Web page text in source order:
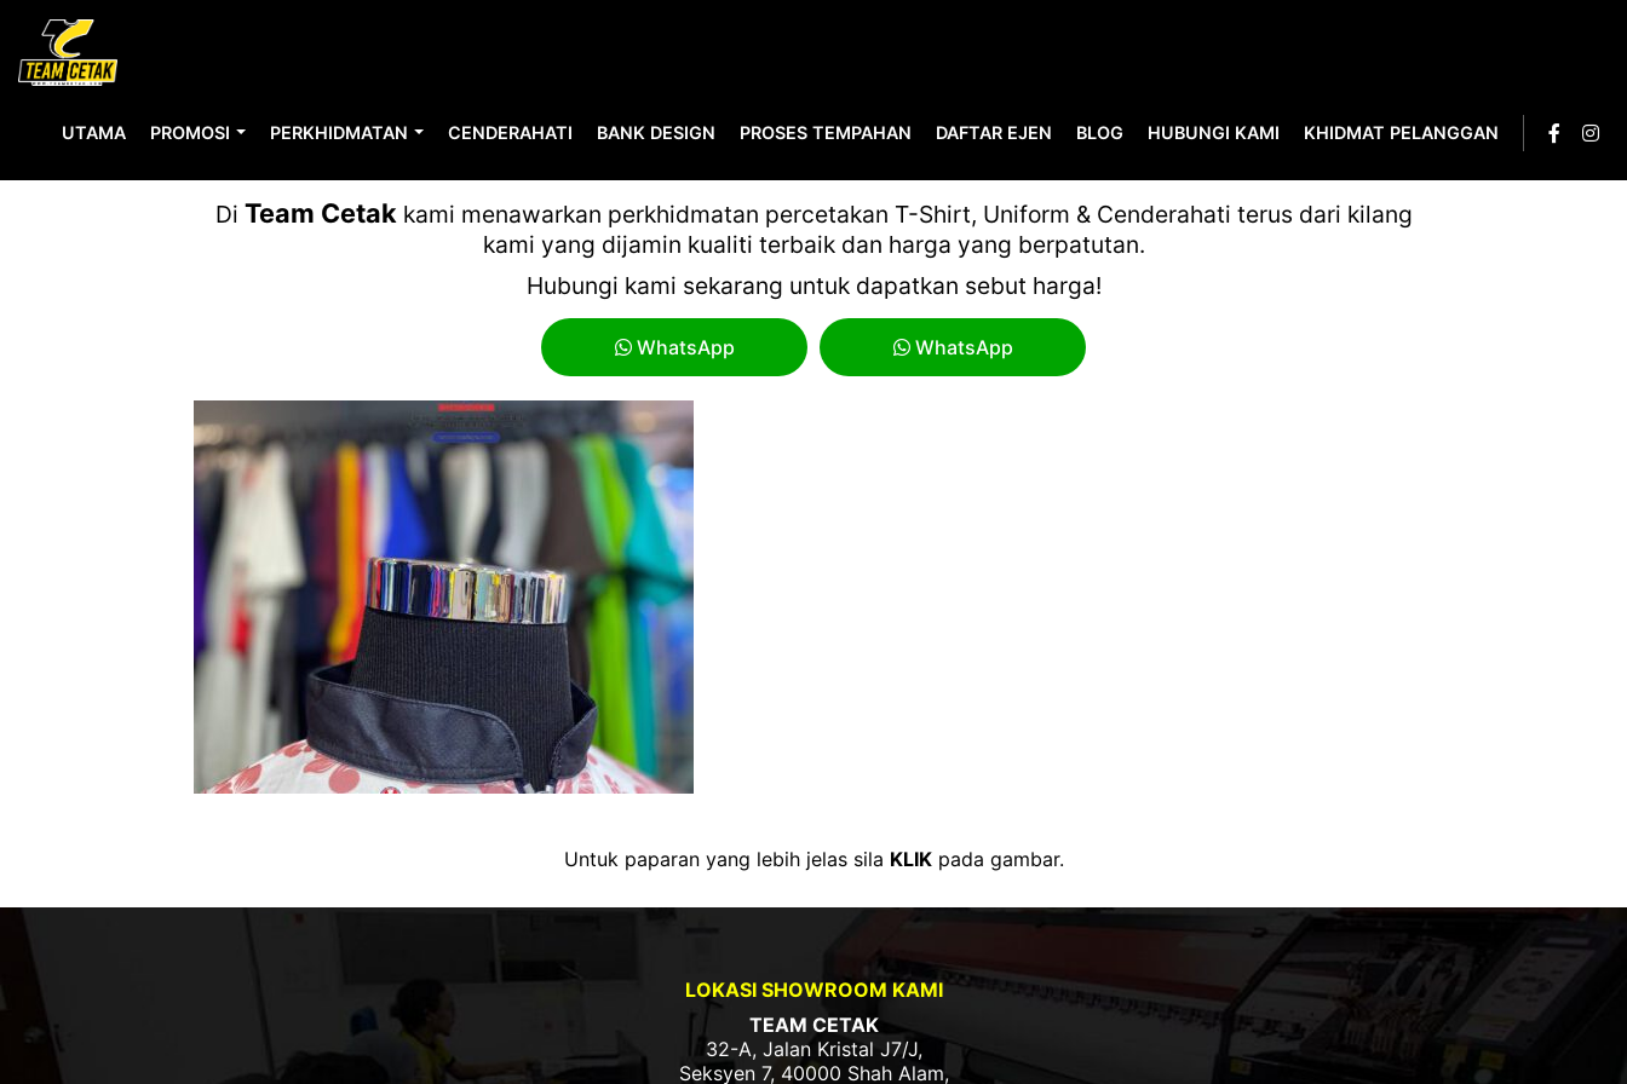
UTAMA PROMOSI PERKHIDMATAN CENDERAHATI BANK DESIGN PROSES TEMPAHAN DAFTAR EJEN BLOG HUBUNGI KAMI KHIDMAT PELANGGAN
Di Team Cetakkami menawarkan perkhidmatan percetakan T-Shirt, Uniform & Cenderahati terus dari kilang
kami yang dijamin kualiti terbaik dan harga yang berpatutan.
Hubungi kami sekarang untuk dapatkan sebut harga!
WhatsApp WhatsApp
Untuk paparan yang lebih jelas sila KLIKpada gambar.
LOKASI SHOWROOM KAMI
TEAM CETAK
32-A, Jalan Kristal J7/J,
Seksyen 7, 40000 Shah Alam,